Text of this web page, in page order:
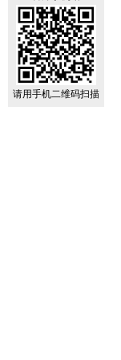
请用手机二维码扫描